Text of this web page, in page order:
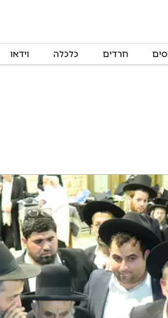
חרדים כלכלה וידאו